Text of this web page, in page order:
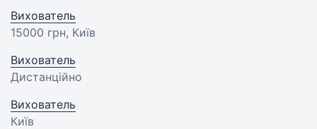
Вихователь
15000 грн, Київ
Вихователь
Дистанційно
Вихователь
Київ